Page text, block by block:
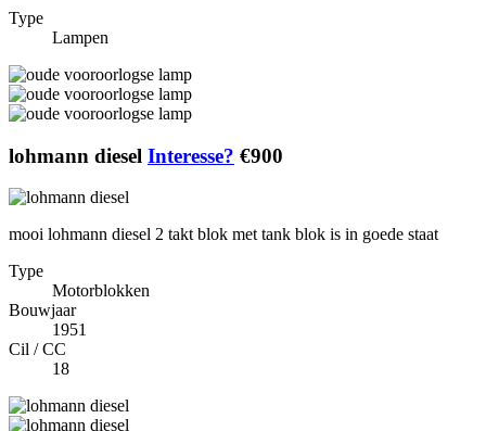
Type
Lampen
lohmann diesel Interesse? €900
mooi lohmann diesel 2 takt blok met tank blok is in goede staat
Type
Motorblokken
Bouwjaar
1951
Cil / CC
18